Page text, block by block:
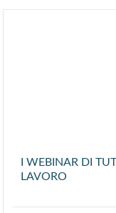
I WEBINAR DI
LAVORO